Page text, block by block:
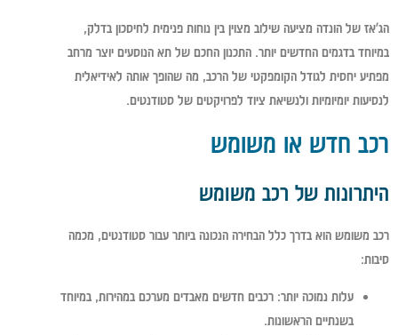
הג'אז של הונדה מציעה שילוב מצוין בין נוחות פנימית לחיסכון בדלק,
במיוחד בדגמים החדשים יותר. התכנון החכם של תא הנוסעים יוצר מרחב
מפתיע יחסית לגודל הקומפקטי של הרכב, מה שהופך אותה לאידיאלית
לנסיעות יומיומיות ולנשיאת ציוד לפרויקטים של סטודנטים.
רכב חדש או משומש
היתרונות של רכב משומש
רכב משומש הוא בדרך כלל הבחירה הנכונה ביותר עבור סטודנטים, מכמה
סיבות:
עלות נמוכה יותר: רכבים חדשים מאבדים מערכם במהירות, במיוחד
בשנתיים הראשונות.